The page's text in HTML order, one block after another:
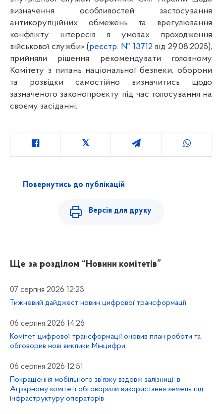
визначення особливостей застосування
антикорупційних обмежень та врегулювання
конфлікту інтересів в умовах проходження
військової служби» (реєстр. № 13712 від 29.08.2025),
прийняли рішення рекомендувати головному
Комітету з питань національної безпеки, оборони
та розвідки самостійно визначитись щодо
зазначеного законопроєкту під час голосування на
своєму засіданні.
Повернутись до публікацій
Версія для друку
Ще за розділом “Новини комітетів”
07 серпня 2026 12:23
Тижневий дайджест новин цифрової трансформації
06 серпня 2026 14:26
Комітет цифрової трансформації оновив план роботи та
обговорив нові виклики Мінцифри
06 серпня 2026 12:51
Покращення мобільного зв’язку вздовж залізниці: в
Аграрному комітеті обговорили використання земель під
інфраструктуру операторів